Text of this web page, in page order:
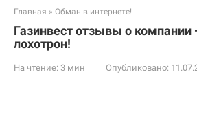
Главная » Обман в интернете!
Газинвест отзывы о компании
лохотрон!
На чтение: 3 мин Опубликовано: